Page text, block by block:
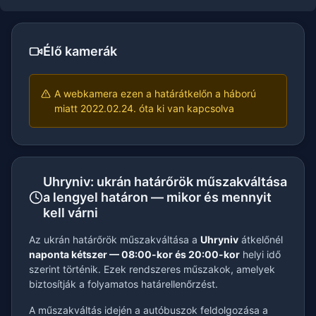
Élő kamerák
A webkamera ezen a határátkelőn a háború
miatt 2022.02.24. óta ki van kapcsolva
Uhryniv: ukrán határőrök műszakváltása
a lengyel határon — mikor és mennyit
kell várni
Az ukrán határőrök műszakváltása a Uhryniv átkelőnél
naponta kétszer — 08:00-kor és 20:00-kor helyi idő
szerint történik. Ezek rendszeres műszakok, amelyek
biztosítják a folyamatos határellenőrzést.
A műszakváltás idején a autóbuszok feldolgozása a